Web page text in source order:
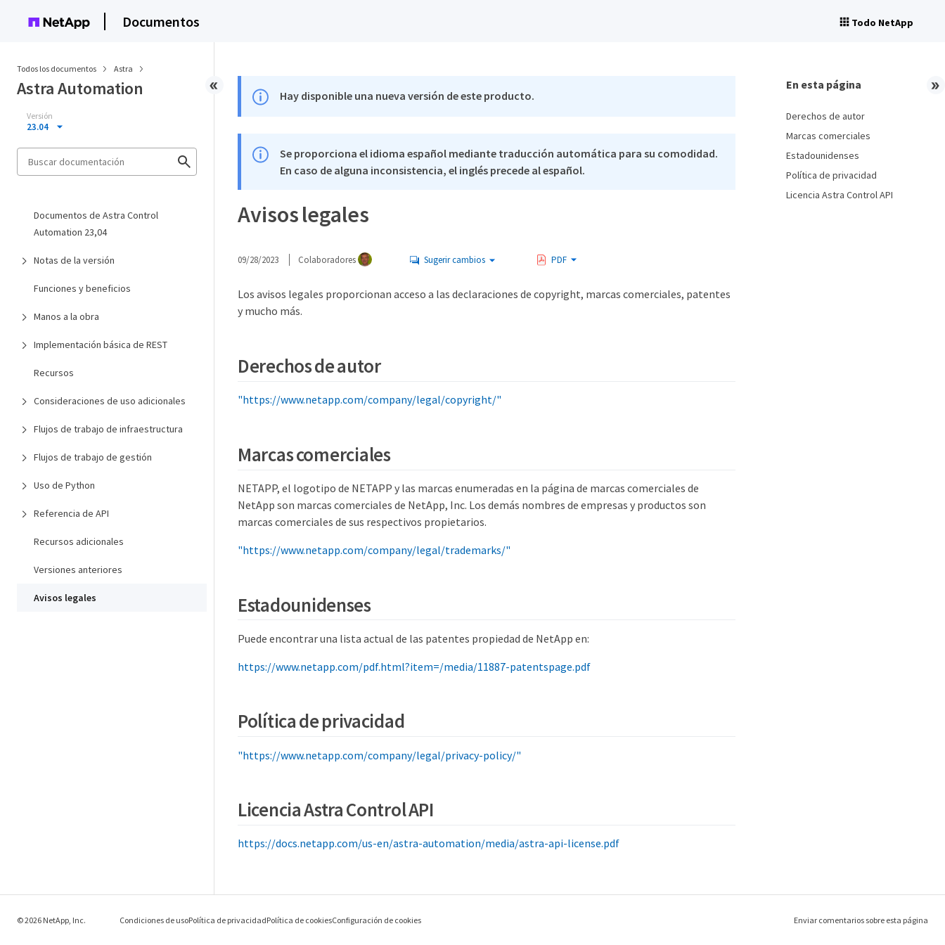
Documentos Todo NetApp
Todos los documentos Astra
Astra Automation
Versión
23.04
Documentos de Astra Control
Automation 23,04
Notas de la versión
Funciones y beneficios
Manos a la obra
Implementación básica de REST
Recursos
Consideraciones de uso adicionales
Flujos de trabajo de infraestructura
Flujos de trabajo de gestión
Uso de Python
Referencia de API
Recursos adicionales
Versiones anteriores
Avisos legales
Hay disponible una nueva versión de este producto.
Se proporciona el idioma español mediante traducción automática para su comodidad.
En caso de alguna inconsistencia, el inglés precede al español.
Avisos legales
09/28/2023 Colaboradores Sugerir cambios PDF
Los avisos legales proporcionan acceso a las declaraciones de copyright, marcas comerciales, patentes
y mucho más.
Derechos de autor
"https://www.netapp.com/company/legal/copyright/"
Marcas comerciales
NETAPP, el logotipo de NETAPP y las marcas enumeradas en la página de marcas comerciales de
NetApp son marcas comerciales de NetApp, Inc. Los demás nombres de empresas y productos son
marcas comerciales de sus respectivos propietarios.
"https://www.netapp.com/company/legal/trademarks/"
Estadounidenses
Puede encontrar una lista actual de las patentes propiedad de NetApp en:
https://www.netapp.com/pdf.html?item=/media/11887-patentspage.pdf
Política de privacidad
"https://www.netapp.com/company/legal/privacy-policy/"
Licencia Astra Control API
https://docs.netapp.com/us-en/astra-automation/media/astra-api-license.pdf
En esta página
Derechos de autor
Marcas comerciales
Estadounidenses
Política de privacidad
Licencia Astra Control API
© 2026 NetApp, Inc. Condiciones de usoPolítica de privacidadPolítica de cookiesConfiguración de cookies Enviar comentarios sobre esta página